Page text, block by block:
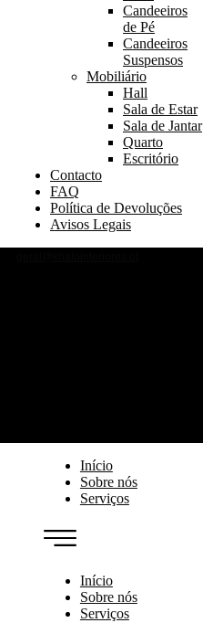
Candeeiros
de Pé
Candeeiros
Suspensos
Mobiliário
Hall
Sala de Estar
Sala de Jantar
Quarto
Escritório
Contacto
FAQ
Política de Devoluções
Avisos Legais
Início
Sobre nós
Serviços
Início
Sobre nós
Serviços